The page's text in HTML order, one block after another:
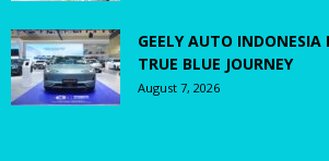
GEELY AUTO INDONESIA
TRUE BLUE JOURNEY
August 7, 2026